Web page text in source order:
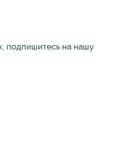
подпишитесь на нашу